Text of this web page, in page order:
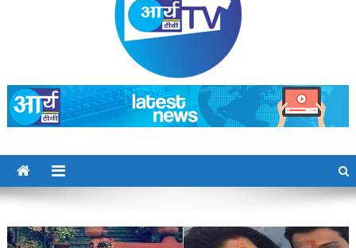
Arya TV